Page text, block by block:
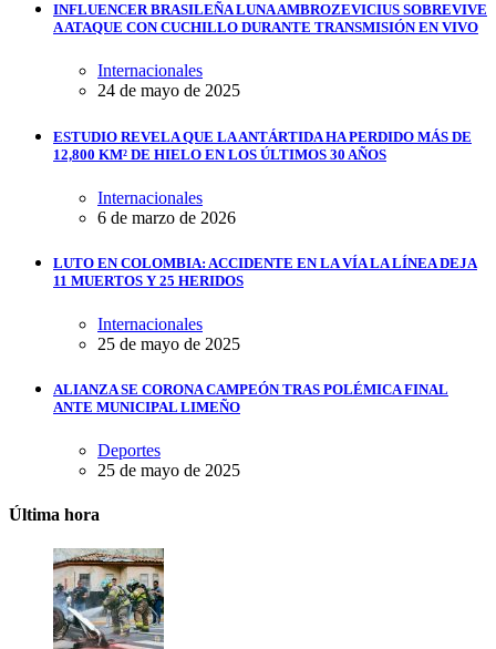
INFLUENCER BRASILEÑA LUNA AMBROZEVICIUS SOBREVIVE
A ATAQUE CON CUCHILLO DURANTE TRANSMISIÓN EN VIVO
Internacionales
24 de mayo de 2025
ESTUDIO REVELA QUE LA ANTÁRTIDA HA PERDIDO MÁS DE
12,800 KM² DE HIELO EN LOS ÚLTIMOS 30 AÑOS
Internacionales
6 de marzo de 2026
LUTO EN COLOMBIA: ACCIDENTE EN LA VÍA LA LÍNEA DEJA
11 MUERTOS Y 25 HERIDOS
Internacionales
25 de mayo de 2025
ALIANZA SE CORONA CAMPEÓN TRAS POLÉMICA FINAL
ANTE MUNICIPAL LIMEÑO
Deportes
25 de mayo de 2025
Última hora